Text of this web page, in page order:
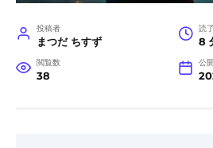
投稿者
まつだ ちすず
読了
8
閲覧数
38
公